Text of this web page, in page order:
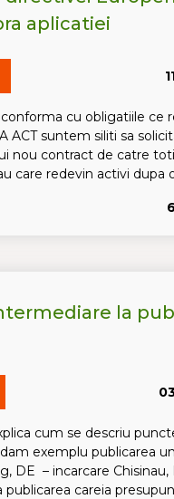
aplicatiei
cu obligatiile ce
ACT suntem siliti sa
nou contract de catre
care redevin activi dupa
la
cum se descriu
exemplu publicarea
DE – incarcare Chisinau,
publicarea careia